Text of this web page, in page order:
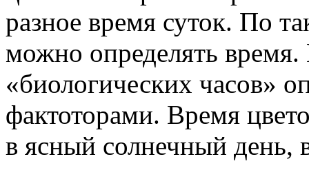
разное время суток. По
можно определять
«биологических часов»
фактоторами. Время
в ясный солнечный